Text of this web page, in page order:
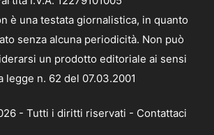
è una testata giornalistica, in quanto
senza alcuna periodicità. Non può
un prodotto editoriale ai sensi
legge n. 62 del 07.03.2001
- Tutti i diritti riservati - Contattaci